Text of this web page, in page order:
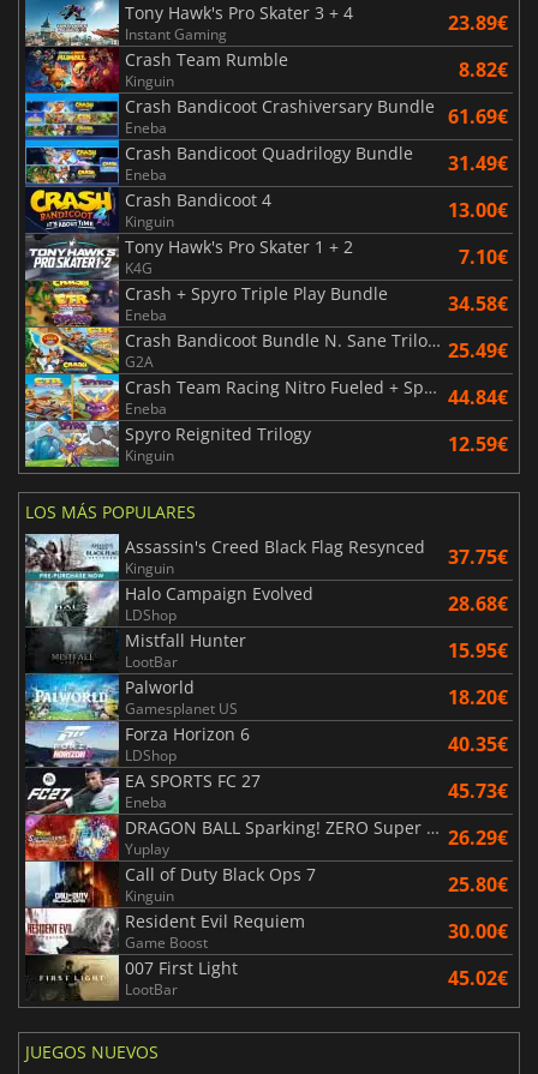
Tony Hawk's Pro Skater 3 + 4
Instant Gaming 23.89€
Crash Team Rumble
Kinguin 8.82€
Crash Bandicoot Crashiversary Bundle
Eneba 61.69€
Crash Bandicoot Quadrilogy Bundle
Eneba 31.49€
Crash Bandicoot 4
Kinguin 13.00€
Tony Hawk's Pro Skater 1 + 2
K4G 7.10€
Crash + Spyro Triple Play Bundle
Eneba 34.58€
Crash Bandicoot Bundle N. Sane Trilogy + CTR Nitro Fueled
G2A 25.49€
Crash Team Racing Nitro Fueled + Spyro Game Bundle
Eneba 44.84€
Spyro Reignited Trilogy
Kinguin 12.59€
LOS MÁS POPULARES
Assassin's Creed Black Flag Resynced
Kinguin 37.75€
Halo Campaign Evolved
LDShop 28.68€
Mistfall Hunter
LootBar 15.95€
Palworld
Gamesplanet US 18.20€
Forza Horizon 6
LDShop 40.35€
EA SPORTS FC 27
Eneba 45.73€
DRAGON BALL Sparking! ZERO Super Limit Breaking NEO
Yuplay 26.29€
Call of Duty Black Ops 7
Kinguin 25.80€
Resident Evil Requiem
Game Boost 30.00€
007 First Light
LootBar 45.02€
JUEGOS NUEVOS